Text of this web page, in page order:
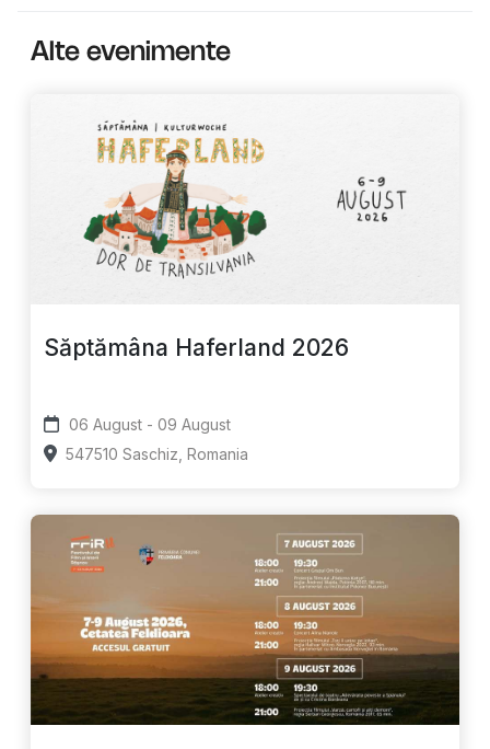
Alte evenimente
Săptămâna Haferland 2026
06 August - 09 August
547510 Saschiz, Romania